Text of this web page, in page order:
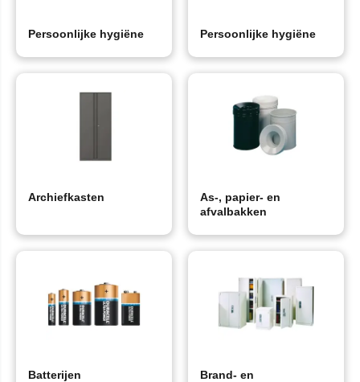
Persoonlijke hygiëne Persoonlijke hygiëne
Archiefkasten
As-, papier- en
afvalbakken
Batterijen
Brand- en